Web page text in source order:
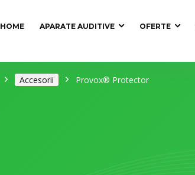
HOME APARATE AUDITIVE OFERTE
Accesorii Provox® Protector